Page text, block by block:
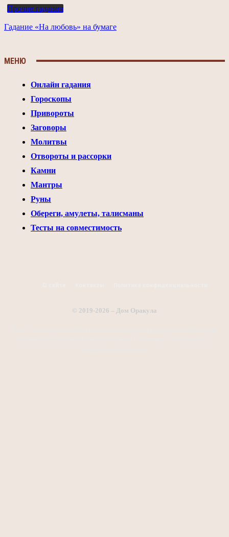
Прочие гадания
Гадание «На любовь» на бумаге
МЕНЮ
Онлайн гадания
Гороскопы
Привороты
Заговоры
Молитвы
Отвороты и рассорки
Камни
Мантры
Руны
Обереги, амулеты, талисманы
Тесты на совместимость
© 2019-2026 – Дом Оракула